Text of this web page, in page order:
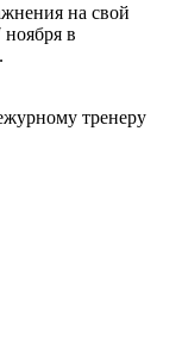
на свой
в
тренеру